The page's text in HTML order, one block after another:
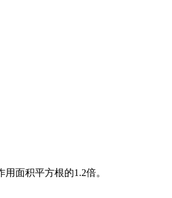
面积平方根的1.2倍。